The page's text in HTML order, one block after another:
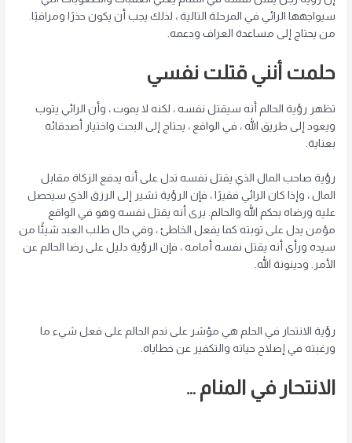
سيواجهها الرائي في المرحلة التالية ، لذلك يجب أن يكون حذرًا ومراقبًا.
من يحتاج إلى مساعدة العراف ودعمه.
حلمت أنني قتلت نفسي
تظهر رؤية الحالم أنه سيقتل نفسه ، لكنه لا يموت ، وأن الرائي يتوب
ويعود إلى طريق الله ، في الواقع ، يحتاج إلى البحث واختيار أصدقائه
بعناية.
رؤية صاحب المال الذي يقتل نفسه تدل على أنه يدفع الزكاة مقابل
المال ، وإذا كان الرائي فقيرًا ، فإن الرؤية تشير إلى الرزق الذي سيحصل
عليه ورضاه بحكم الله والحالم. يرى أنه يقتل نفسه وهو في الواقع
مؤمن يدل على توبته كما يفعل الخاطئ ، وفي حال طلب العبد شيئًا من
سيده ورأى أنه يقتل نفسه أمامه ، فإن الرؤية دليل على رضا الحالم عن
الأمر. ودينونة الله.
رؤية الانتحار في الحلم هي مؤشر على ندم الحالم على فعل شيء ما
ورغبته في إصلاح حياته والتكفير عن خطاياه.
الانتحار في المنام …